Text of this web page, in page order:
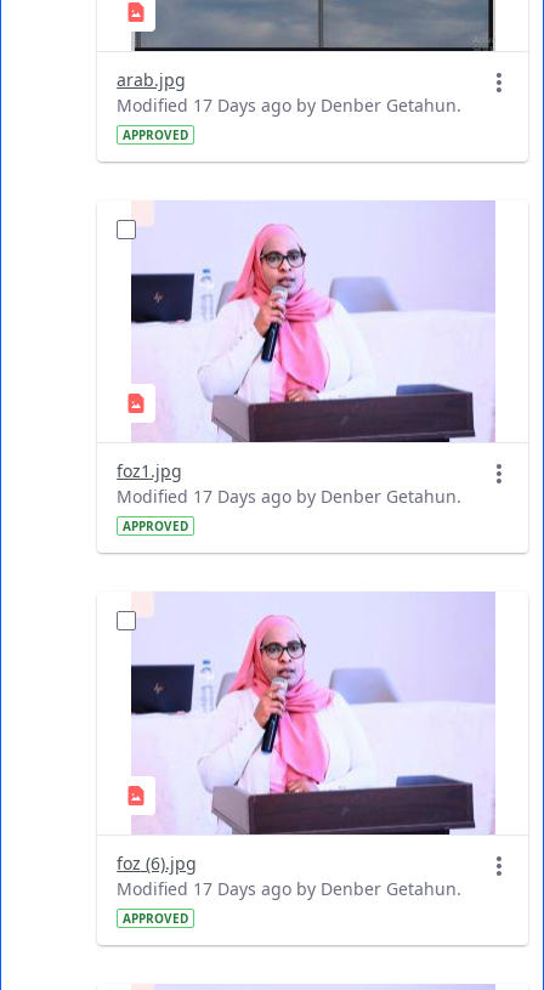
arab.jpg
Modified 17 Days ago by Denber Getahun.
APPROVED
foz1.jpg
Modified 17 Days ago by Denber Getahun.
APPROVED
foz (6).jpg
Modified 17 Days ago by Denber Getahun.
APPROVED